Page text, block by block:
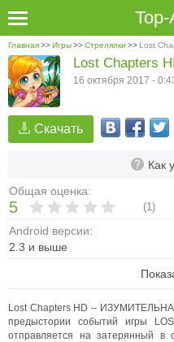
Главная>>Игры>>Стрелялки >> Lost
Скачать
Как
Общая оценка:
5 (1)
Android версии:
2.3 и выше
Lost Chapters
16 октября 2017 -
Lost Chapters HD –
предыстории событий игры
отправляется на затерянный в